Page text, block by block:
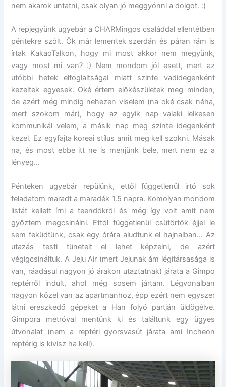
nem akarok untatni, csak olyan jó meggyónni a dolgot. :)
A repjegyünk ugyebár a CHARMingos családdal ellentétben
péntekre szólt. Ők már lementek szerdán és páran rám is
írtak KakaoTalkon, hogy mi most akkor nem megyünk,
vagy most mi van? :) Nem mondom jól esett, mert az
utóbbi hetek elfoglaltságai miatt szinte vadidegenként
kezeltek egyesek. Oké értem előkészületek meg minden,
de azért még mindig nehezen viselem (na oké csak néha,
mert szokom már), hogy az egyik nap valaki lelkesen
kommunikál velem, a másik nap meg szinte idegenként
kezel. Ez egyfajta koreai stílus amit meg kell szokni. Másak
na, és most ebbe itt ne is menjünk bele, mert nem ez a
lényeg…
Pénteken ugyebár repülünk, ettől függetlenül irtó sok
feladatom maradt a maradék 1.5 napra. Komolyan mondom
listát kellett írni a teendőkről és még így volt amit nem
győztem megcsinálni. Ettől függetlenül csütörtök éjjel le
sem feküdtünk, csak egy órára aludtunk el hajnalban… Az
utazás testi tüneteit el lehet képzelni, de azért
végigcsináltuk. A Jeju Air (mert Jejunak ám légitársasága is
van, ráadásul nagyon jó árakon utaztatnak) járata a Gimpo
reptérről indult, ahol még sosem jártam. Légvonalban
nagyon közel van az apartmanhoz, épp ezért nem egyszer
látni ereszkedő gépeket a Han folyó partján üldögélve.
Gimpora metróval mentünk ki és találtunk egy ügyes
útvonalat (nem a reptéri gyorsvasút járata ami Incheon
reptérig is kivisz ha kell).